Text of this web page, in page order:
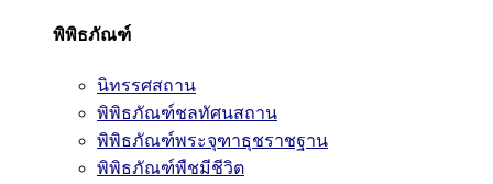
พิพิธภัณฑ์
นิทรรศสถาน
พิพิธภัณฑ์ชลทัศนสถาน
พิพิธภัณฑ์พระจุฑาธุชราชฐาน
พิพิธภัณฑ์พืชมีชีวิต